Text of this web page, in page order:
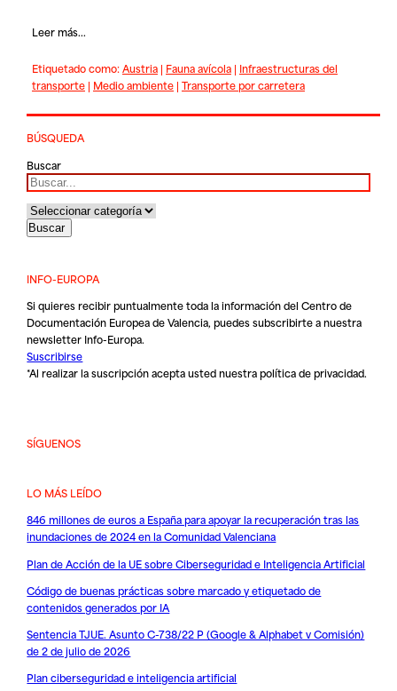
Leer más...
Etiquetado como:Austria| Fauna avícola| Infraestructuras del
transporte| Medio ambiente| Transporte por carretera
BÚSQUEDA
Buscar
INFO-EUROPA
Si quieres recibir puntualmente toda la información del Centro de
Documentación Europea de Valencia, puedes subscribirte a nuestra
newsletter Info-Europa.
Suscribirse
*Al realizar la suscripción acepta usted nuestrapolítica de privacidad.
SÍGUENOS
LO MÁS LEÍDO
846 millones de euros a España para apoyar la recuperación tras las
inundaciones de 2024 en la Comunidad Valenciana
Plan de Acción de la UE sobre Ciberseguridad e Inteligencia Artificial
Código de buenas prácticas sobre marcado y etiquetado de
contenidos generados por IA
Sentencia TJUE. Asunto C-738/22 P (Google & Alphabet v Comisión)
de 2 de julio de 2026
Plan ciberseguridad e inteligencia artificial